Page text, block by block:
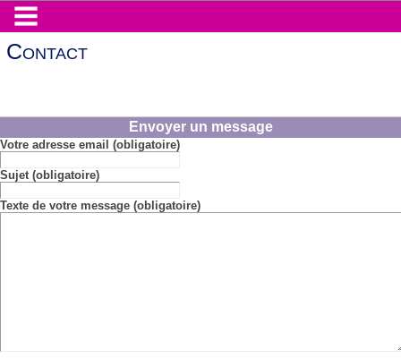
Contact
Envoyer un message
Votre adresse email (obligatoire)
Sujet (obligatoire)
Texte de votre message (obligatoire)